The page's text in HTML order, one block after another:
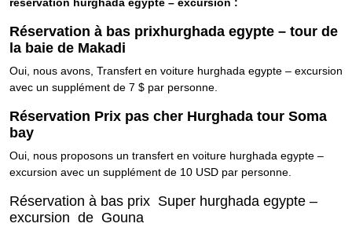
Réservation à bas prixhurghada egypte – tour de
la baie de Makadi
Oui, nous avons, Transfert en voiture hurghada egypte – excursion
avec un supplément de 7 $ par personne.
Réservation Prix pas cher Hurghada tour Soma
bay
Oui, nous proposons un transfert en voiture hurghada egypte –
excursion avec un supplément de 10 USD par personne.
Réservation à bas prix Super hurghada egypte –
excursion de Gouna